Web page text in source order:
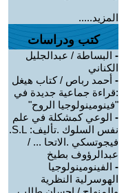
المزيد.....
كتب ودراسات
- البساطة / عبدالجليل
الكناني
- أحمد رباص / كتاب هيغل
:قراءة جماعية جديدة في
"فينومينولوجيا الروح"
- الوعي كمشكلة في علم
نفس السلوك .تأليف: S.L.
فيجوتسكي .الاتحا ... /
عبدالرؤوف بطيخ
- الفينومينولوجيا
الهوسرلية النظرية